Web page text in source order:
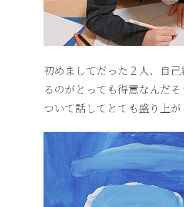
初めましてだった２人、自
るのがとっても得意なんだ
ついて話してとても盛り上